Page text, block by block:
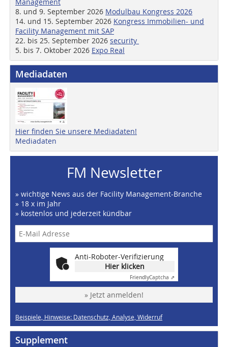
8. und 9. September 2026 Modulbau Kongress 2026
14. und 15. September 2026 Kongress Immobilien- und
Facility Management mit SAP
22. bis 25. September 2026 security
5. bis 7. Oktober 2026 Expo Real
Mediadaten
Hier finden Sie unsere Mediadaten!
Mediadaten
FM Newsletter
» wichtige News aus der Facility Management-Branche
» 18 x im Jahr
» kostenlos und jederzeit kündbar
Anti-Roboter-Verifizierung
Hier klicken
FriendlyCaptcha ⇗
» Jetzt anmelden!
Beispiele, Hinweise: Datenschutz, Analyse, Widerruf
Supplement